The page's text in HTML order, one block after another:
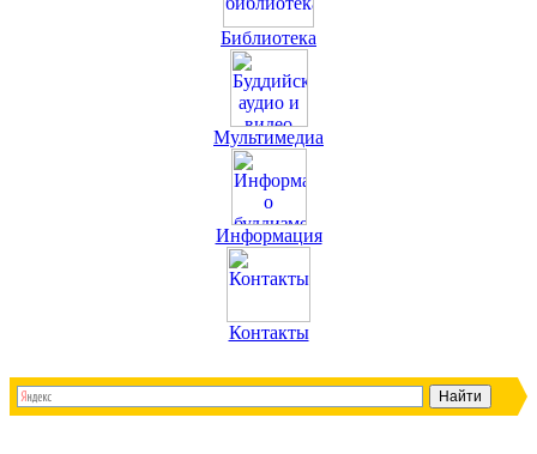
Библиотека
Мультимедиа
Информация
Контакты